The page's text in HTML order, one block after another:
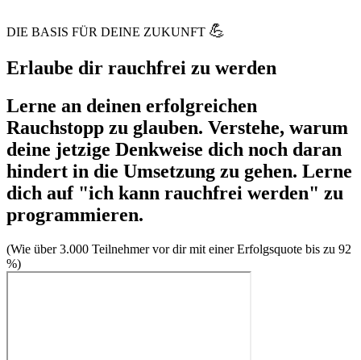
DIE BASIS FÜR DEINE ZUKUNFT 💪
Erlaube dir rauchfrei zu werden
Lerne an deinen erfolgreichen
Rauchstopp zu glauben. Verstehe, warum
deine jetzige Denkweise dich noch daran
hindert in die Umsetzung zu gehen. Lerne
dich auf "ich kann rauchfrei werden" zu
programmieren.
(Wie über 3.000 Teilnehmer vor dir mit einer Erfolgsquote bis zu 92
%)